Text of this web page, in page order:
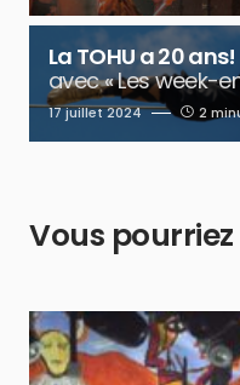
La TOHU a 20 ans!
avec « Les week-
17 juillet 2024 2
Vous